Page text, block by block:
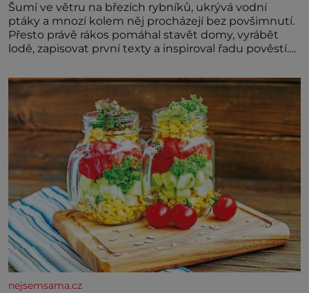
Šumí ve větru na březích rybníků, ukrývá vodní
ptáky a mnozí kolem něj procházejí bez povšimnutí.
Přesto právě rákos pomáhal stavět domy, vyrábět
lodě, zapisovat první texty a inspiroval řadu pověstí.
už tisíce let. Většina lidí vnímá rákos jen jako
obyčejnou kulisu letního koupání. Stačí se však
podívat
nejsemsama.cz